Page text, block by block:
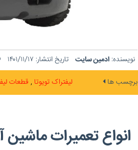
نویسنده: ادمین سایت تاریخ انتشار: ۱۴۰۱/۱۱/۱۷
برچسب ها لیفتراک تویوتا قطعات
انواع تعمیرات ماشین